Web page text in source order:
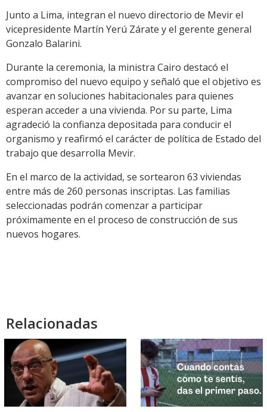
Junto a Lima, integran el nuevo directorio de Mevir el
vicepresidente Martín Yerú Zárate y el gerente general
Gonzalo Balarini.
Durante la ceremonia, la ministra Cairo destacó el
compromiso del nuevo equipo y señaló que el objetivo es
avanzar en soluciones habitacionales para quienes
esperan acceder a una vivienda. Por su parte, Lima
agradeció la confianza depositada para conducir el
organismo y reafirmó el carácter de política de Estado del
trabajo que desarrolla Mevir.
En el marco de la actividad, se sortearon 63 viviendas
entre más de 260 personas inscriptas. Las familias
seleccionadas podrán comenzar a participar
próximamente en el proceso de construcción de sus
nuevos hogares.
Relacionadas